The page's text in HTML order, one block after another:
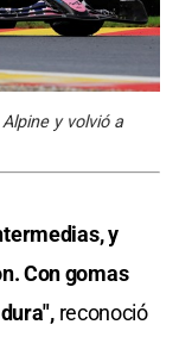
y volvió a
y
Con gomas
reconoció